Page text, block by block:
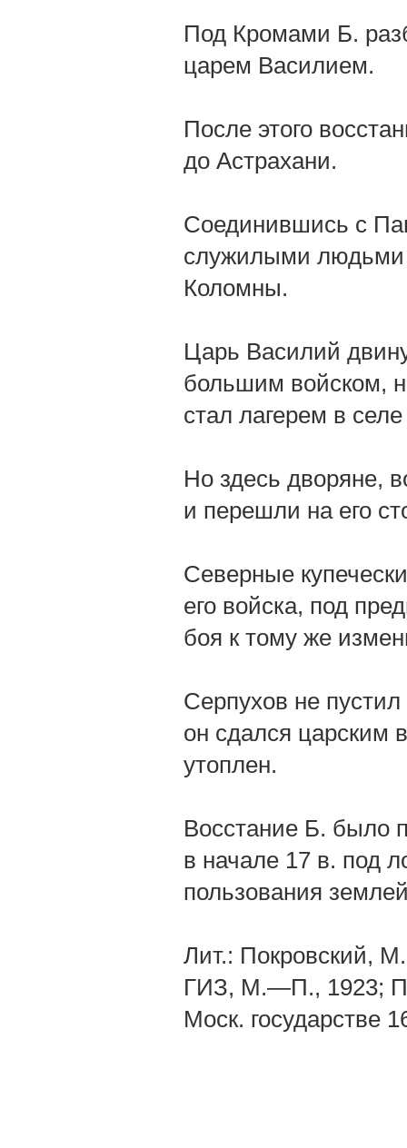
Под Кромами Б.
царем Василием.
После этого
до Астрахани.
Соединившись с
служилыми людьми
Коломны.
Царь Василий
большим войском,
стал лагерем в
Но здесь дворяне,
и перешли на его
Северные
его войска, под
боя к тому же
Серпухов не
он сдался царским
утоплен.
Восстание Б. было
в начале 17 в. под
пользования
Лит.: Покровский,
ГИЗ, М.—П., 1923;
Моск. государстве